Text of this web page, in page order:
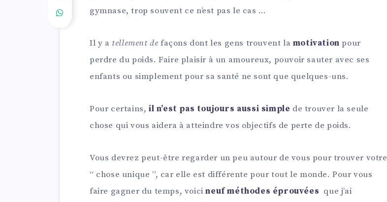
gymnase, trop souvent ce n’est pas le cas …
Il y a tellement de façons dont les gens trouvent la motivation pour
perdre du poids. Faire plaisir à un amoureux, pouvoir sauter avec ses
enfants ou simplement pour sa santé ne sont que quelques-uns.
Pour certains, il n’est pas toujours aussi simple de trouver la seule
chose qui vous aidera à atteindre vos objectifs de perte de poids.
Vous devrez peut-être regarder un peu autour de vous pour trouver votre
“ chose unique ”, car elle est différente pour tout le monde. Pour vous
faire gagner du temps, voicineuf méthodes éprouvées que j’ai